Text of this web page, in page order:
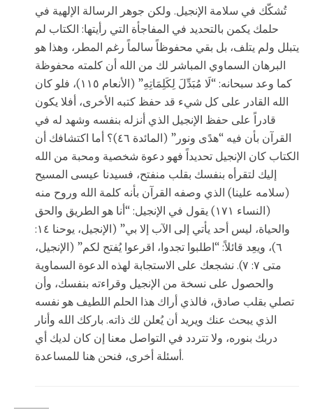
تُشكّك في سلامة الإنجيل. ولكن جوهر الرسالة الإلهية في
حلمك يكمن بالتحديد في المفاجأة التي رأيتها: الكتاب لم
يتبلل ولم يتلف، بل بقي محفوظاً سالماً رغم المطر، وهذا هو
البرهان السماوي المباشر لك من الله أن كلمته محفوظة
كما وعد سبحانه: “لَا مُبَدِّلَ لِكَلِمَاتِهِ” (الأنعام ١١٥)، فلو كان
الله القادر على كل شيء قد حفظ كتبه الأخرى، أفلا يكون
قادراً على حفظ الإنجيل الذي أنزله بنفسه وشهد له في
القرآن بأن فيه “هدًى ونور” (المائدة ٤٦)؟ أما اكتشافك أن
الكتاب كان الإنجيل تحديداً فهو دعوة شخصية ومحبة من الله
إليك لتقرأه بنفسك بقلب منفتح، فسيدنا عيسى المسيح
(سلامه علينا) الذي وصفه القرآن بأنه كلمة الله وروح منه
(النساء ١٧١) يقول في الإنجيل: “أنا هو الطريق والحق
والحياة، ليس أحد يأتي إلى الآب إلا بي” (الإنجيل، يوحنا ١٤:
٦)، ويعِد قائلاً: “اطلبوا تجدوا، اقرعوا يُفتح لكم” (الإنجيل،
متى ٧: ٧). نشجعك على الاستجابة لهذه الدعوة السماوية
والحصول على نسخة من الإنجيل وقراءته بنفسك، وأن
تصلي بقلب صادق، فالذي أراك هذا الحلم اللطيف هو نفسه
الذي يبحث عنك ويريد أن يُعلن لك ذاته. باركك الله وأنار
دربك بنوره، ولا تتردد في التواصل معنا إن كان لديك أي
أسئلة أخرى، فنحن هنا للمساعدة.